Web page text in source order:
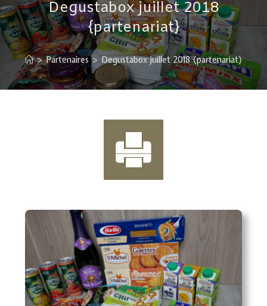
Degustabox juillet 2018
{partenariat}
> Partenaires > Degustabox juillet 2018 {partenariat}